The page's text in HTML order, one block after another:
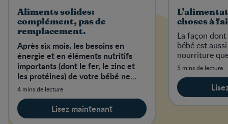
Aliments solides:
complément, pas de
remplacement.
Après six mois, les besoins en
énergie et en éléments nutritifs
importants (dont le fer, le zinc et
les protéines) de votre bébé ne
peuvent pas être satisfaits
uniquement par le lait matern
4 mins de lecture
Lisez maintenant
choses à
La façon
bébé est
nourriture
5 mins de lecture